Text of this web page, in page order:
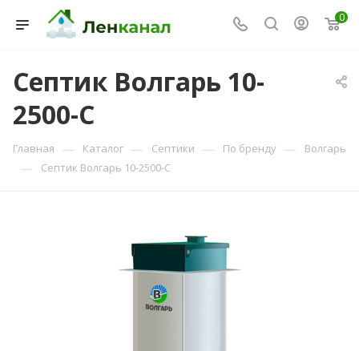
0
Септик Волгарь 10-
2500-С
Главная — Каталог — Септики — По бренду — Волгарь
— Септик Волгарь 10-2500-С
Консультант Ленканал